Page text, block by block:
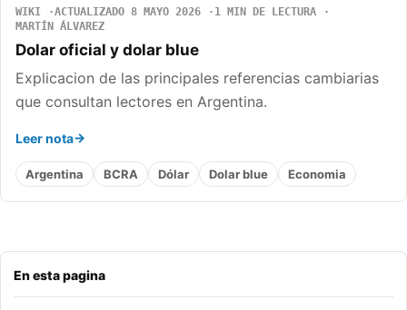
En esta pagina
WIKI ACTUALIZADO 8 MAYO 2026
1 MIN DE LECTURA
MARTÍN ÁLVAREZ
Dolar oficial y dolar blue
Explicacion de las principales referencias cambiarias
que consultan lectores en Argentina.
Leer nota
Argentina BCRA Dólar Dolar blue Economia